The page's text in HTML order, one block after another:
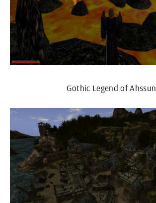
Gothic Legend of Ahssun